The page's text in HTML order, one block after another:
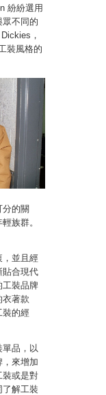
紛紛選用
眾不同的
，
裝風格的
的關
族群。
，並且經
貼合現代
工裝品牌
衣著款
裝的經
品，以
，來增加
裝或是對
了解工裝